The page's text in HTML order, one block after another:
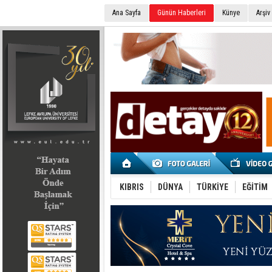
Ana Sayfa Günün Haberleri Künye Arşiv
KIBRIS DÜNYA TÜRKİYE EĞİTİM